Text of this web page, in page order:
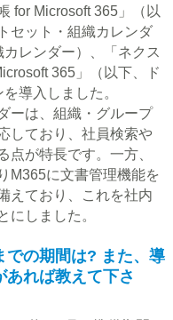
for Microsoft 365」（以
セット・組織カレンダ
レンダー）、「ネクス
365」（以下、ド
導入しました。
ーは、組織・グループ
しており、社員検索や
点が特長です。一方、
M365に文書管理機能を
えており、これを社内
にしました。
での期間は? また、導
あれば教えて下さ